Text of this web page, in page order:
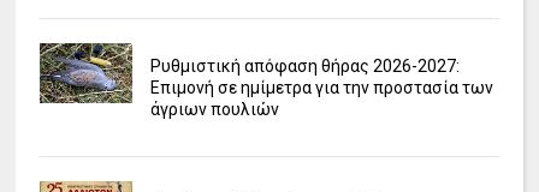
Ρυθμιστική απόφαση θήρας 2026-2027:
Επιμονή σε ημίμετρα για την προστασία των
άγριων πουλιών